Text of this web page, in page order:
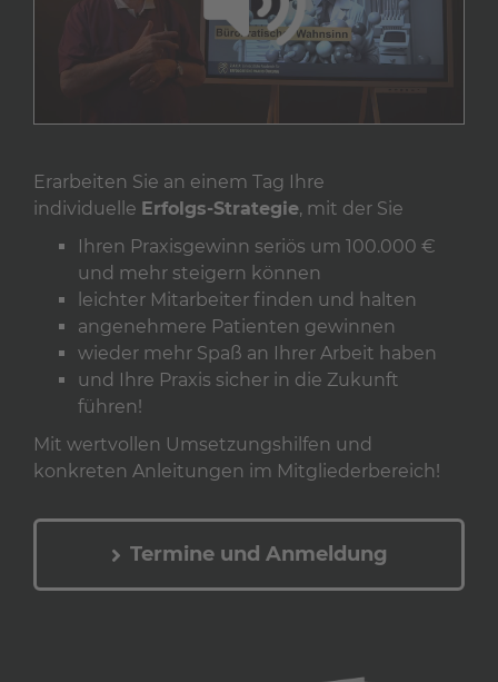
Erarbeiten Sie an einem Tag Ihre
individuelle Erfolgs-Strategie, mit der Sie
Ihren Praxisgewinn seriös um 100.000 €
und mehr steigern können
leichter Mitarbeiter finden und halten
angenehmere Patienten gewinnen
wieder mehr Spaß an Ihrer Arbeit haben
und Ihre Praxis sicher in die Zukunft
führen!
Mit wertvollen Umsetzungshilfen und
konkreten Anleitungen im Mitgliederbereich!
Termine und Anmeldung